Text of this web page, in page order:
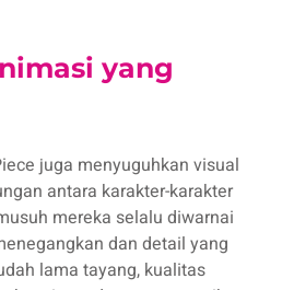
yang
juga menyuguhkan visual
antara karakter-karakter
mereka selalu diwarnai
dan detail yang
lama tayang, kualitas